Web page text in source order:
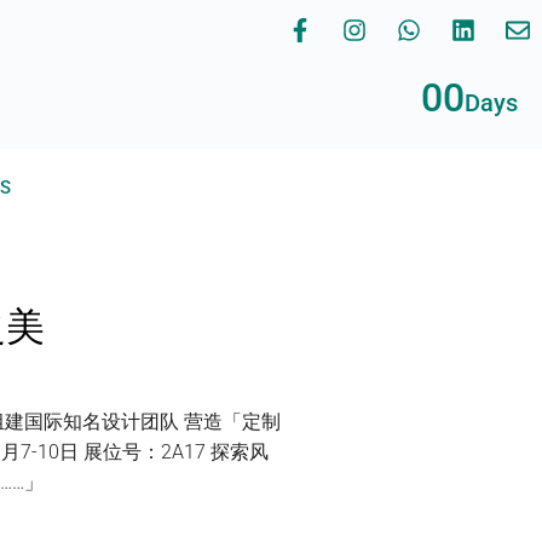
00Days
国际知名设计团队 营造「定制
7-10日 展位号：2A17 探索风
」